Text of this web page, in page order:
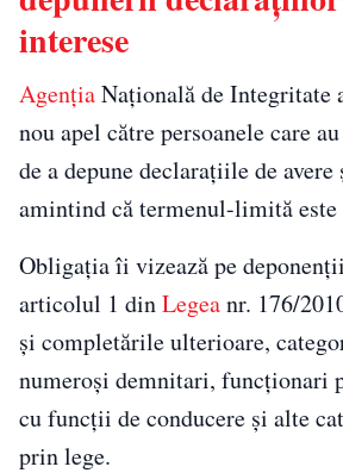
interese
AgențiaNațională de Integritate
nou apel către persoanele care
de a depune declarațiile de avere
amintind că termenul-limită este
Obligația îi vizează pe
articolul 1 dinLegeanr. 176/
și completările ulterioare,
numeroși demnitari, funcționari
cu funcții de conducere și alte
prin lege.